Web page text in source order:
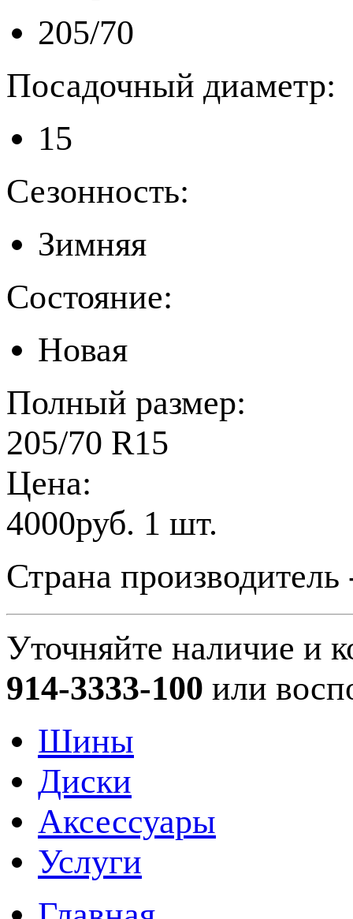
205/70
Посадочный диаметр:
15
Сезонность:
Зимняя
Состояние:
Новая
Полный размер:
205/70 R15
Цена:
4000руб. 1 шт.
Страна
Уточняйте наличие и
914-3333-100 или
Шины
Диски
Аксессуары
Услуги